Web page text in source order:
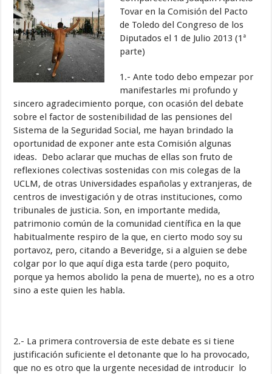
Tovar en la Comisión del Pacto
de Toledo del Congreso de los
Diputados el 1 de Julio 2013 (1ª
parte)
1.- Ante todo debo empezar por
manifestarles mi profundo y
sincero agradecimiento porque, con ocasión del debate
sobre el factor de sostenibilidad de las pensiones del
Sistema de la Seguridad Social, me hayan brindado la
oportunidad de exponer ante esta Comisión algunas
ideas. Debo aclarar que muchas de ellas son fruto de
reflexiones colectivas sostenidas con mis colegas de la
UCLM, de otras Universidades españolas y extranjeras, de
centros de investigación y de otras instituciones, como
tribunales de justicia. Son, en importante medida,
patrimonio común de la comunidad científica en la que
habitualmente respiro de la que, en cierto modo soy su
portavoz, pero, citando a Beveridge, si a alguien se debe
colgar por lo que aquí diga esta tarde (pero poquito,
porque ya hemos abolido la pena de muerte), no es a otro
sino a este quien les habla.
2.- La primera controversia de este debate es si tiene
justificación suficiente el detonante que lo ha provocado,
que no es otro que la urgente necesidad de introducir lo